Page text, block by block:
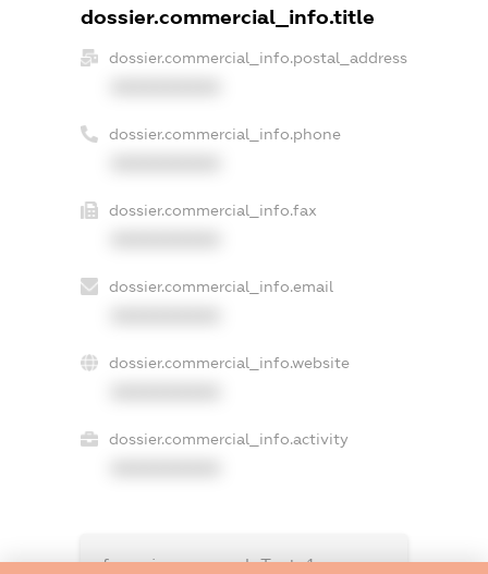
dossier.commercial_info.title
dossier.commercial_info.postal_address
dossier.commercial_info.phone
dossier.commercial_info.fax
dossier.commercial_info.email
dossier.commercial_info.website
dossier.commercial_info.activity
freemium.exampleText_1